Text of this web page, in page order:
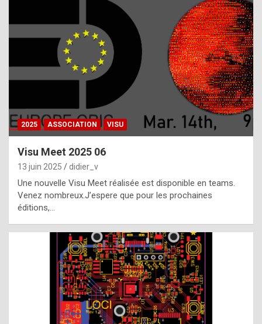
h
a
t
t
e
b
e
s
t
p
2025 ASSOCIATION VISU
Visu Meet 2025 06
13 juin 2025 didier_v
Une nouvelle Visu Meet réalisée est disponible en teams.
Venez nombreux.J’espere que pour les prochaines
éditions,…